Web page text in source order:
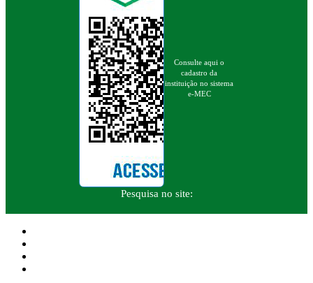
Consulte aqui o
cadastro da
instituição no sistema
e-MEC
Pesquisa no site: